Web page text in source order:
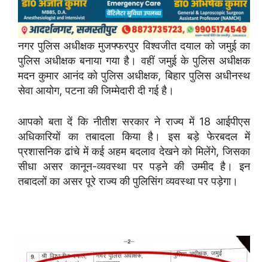
नगर पुलिस अधीक्षक मुजफ्फरपुर विश्वजीत दयाल को जमुई का
पुलिस अधीक्षक बनाया गया है। वहीं जमुई के पुलिस अधीक्षक
मदन कुमार आनंद को पुलिस अधीक्षक, बिहार पुलिस अधीनस्थ
सेवा आयोग, पटना की जिम्मेदारी दी गई है।
आपको बता दें कि नीतीश सरकार ने राज्य में 18 आईपीएस
अधिकारियों का तबादला किया है। इस बड़े फेरबदल में
प्रशासनिक ढांचे में कई अहम बदलाव देखने को मिलेंगे, जिसका
सीधा असर कानून-व्यवस्था पर पड़ने की उम्मीद है। इन
तबादलों का असर पूरे राज्य की पुलिसिंग व्यवस्था पर पड़ेगा।